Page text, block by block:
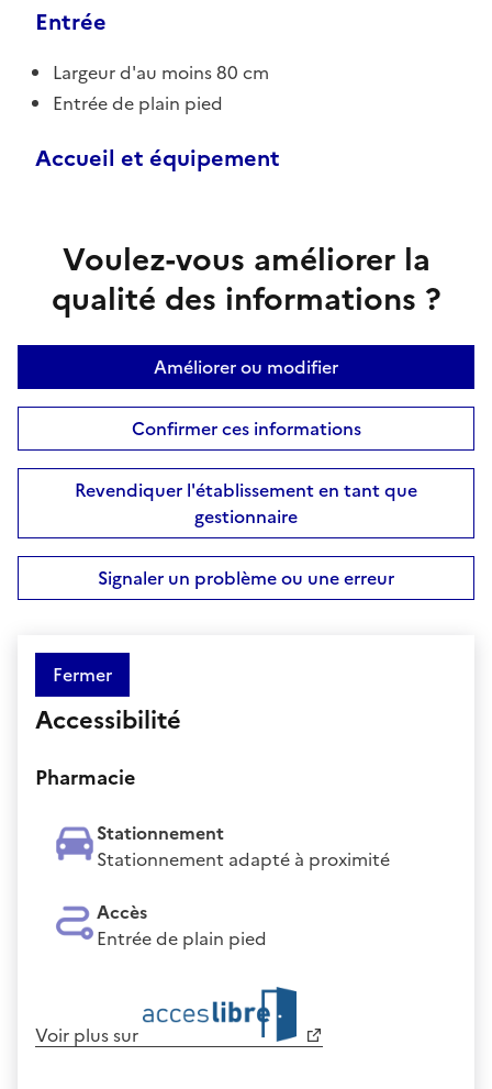
Entrée
Largeur d'au moins 80 cm
Entrée de plain pied
Accueil et équipement
Voulez-vous améliorer la
qualité des informations ?
Améliorer ou modifier
Confirmer ces informations
Revendiquer l'établissement en tant que
gestionnaire
Signaler un problème ou une erreur
Fermer
Accessibilité
Pharmacie
Stationnement
Stationnement adapté à proximité
Accès
Entrée de plain pied
Voir plus sur